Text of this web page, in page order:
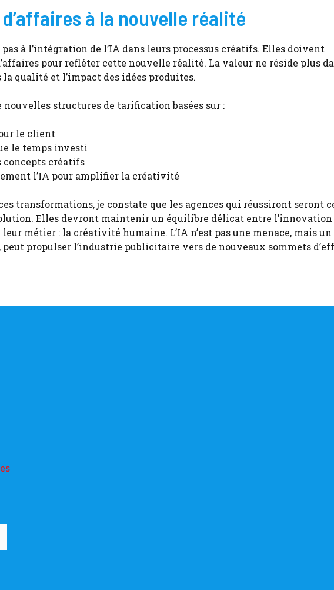
à la nouvelle réalité
à l’intégration de l’IA dans leurs processus créatifs. Elles doivent
pour refléter cette nouvelle réalité. La valeur ne réside plus
qualité et l’impact des idées produites.
nouvelles structures de tarification basées sur :
le client
le temps investi
créatifs
l’IA pour amplifier la créativité
transformations, je constate que les agences qui réussiront seront
Elles devront maintenir un équilibre délicat entre l’innovation
métier : la créativité humaine. L’IA n’est pas une menace, mais
propulser l’industrie publicitaire vers de nouveaux sommets